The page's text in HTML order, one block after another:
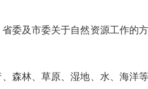
及市委关于自然资源工作的
林、草原、湿地、水、海洋